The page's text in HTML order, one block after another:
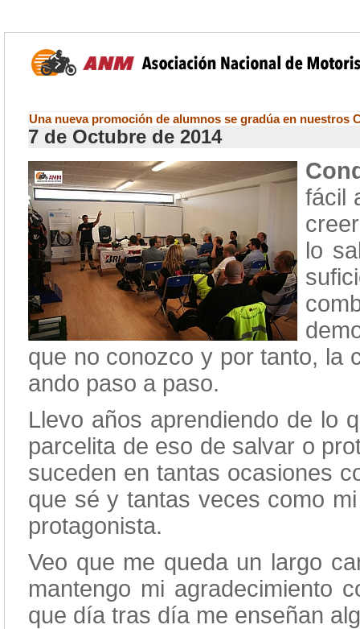
Una nueva promoción de alumnos se gradúa en nuestros
7 de Octubre de 2014
fácil
lo
que no conozco y por tanto, la
ando paso a paso.
Llevo años aprendiendo de lo
parcelita de eso de salvar o
suceden en tantas ocasiones
que sé y tantas veces como
protagonista.
Veo que me queda un largo
mantengo mi agradecimiento
que día tras día me enseñan